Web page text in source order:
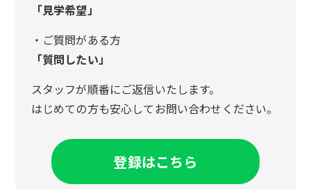
「見学希望」
・ご質問がある方
「質問したい」
スタッフが順番にご返信いたします。
はじめての方も安心してお問い合わせください。
登録はこちら